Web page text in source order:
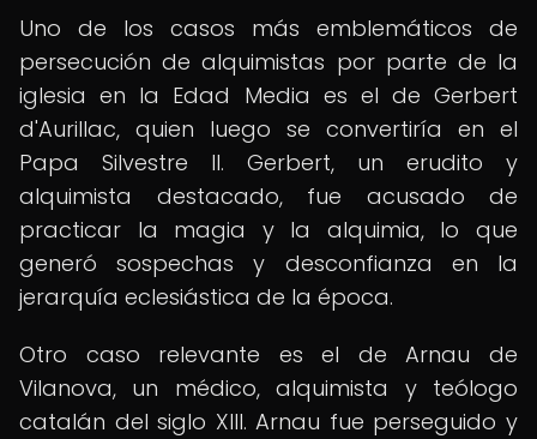
Uno de los casos más emblemáticos de
persecución de alquimistas por parte de la
iglesia en la Edad Media es el de Gerbert
d'Aurillac, quien luego se convertiría en el
Papa Silvestre II. Gerbert, un erudito y
alquimista destacado, fue acusado de
practicar la magia y la alquimia, lo que
generó sospechas y desconfianza en la
jerarquía eclesiástica de la época.
Otro caso relevante es el de Arnau de
Vilanova, un médico, alquimista y teólogo
catalán del siglo XIII. Arnau fue perseguido y